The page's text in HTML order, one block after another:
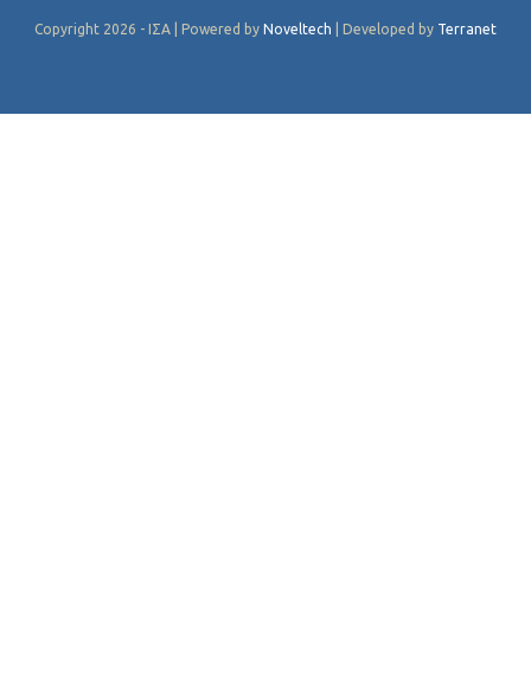
Copyright 2026 - ΙΣΑ | Powered by Noveltech | Developed by Terranet